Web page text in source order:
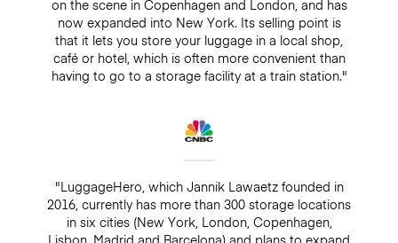
on the scene in Copenhagen and London, and has
now expanded into New York. Its selling point is
that it lets you store your luggage in a local shop,
café or hotel, which is often more convenient than
having to go to a storage facility at a train station."
"LuggageHero, which Jannik Lawaetz founded in
2016, currently has more than 300 storage locations
in six cities (New York, London, Copenhagen,